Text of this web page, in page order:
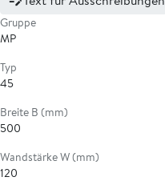
Gruppe
MP
Typ
45
Breite B (mm)
500
Wandstärke W (mm)
120